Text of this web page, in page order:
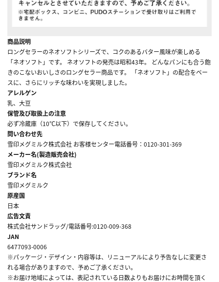
商品説明
ロングセラーのネオソフトシリーズで、コクのあるバター風味が楽しめる
「ネオソフト」です。 ネオソフトの発売は昭和43年。 どんなパンにも合う飽
きのこないおいしさのロングセラー商品です。 「ネオソフト」の配合をベー
スに、さらにリッチな味わいを実現しました。
アレルゲン
乳、大豆
保管及び取扱上の注意
必ず冷蔵庫（10℃以下）で保存してください。
問い合わせ先
雪印メグミルク株式会社 お客様センター電話番号：0120-301-369
メーカー名(製造販売会社)
雪印メグミルク株式会社
ブランド名
雪印メグミルク
原産国
日本
広告文責
株式会社サンドラッグ/電話番号:0120-009-368
JAN
6477093-0006
※パッケージ・デザイン・内容等は、リニューアルにより予告なしに変更さ
れる場合がありますので、予めご了承ください。
※お届け地域によっては、表記されている日数よりもお届けにお時間を頂く